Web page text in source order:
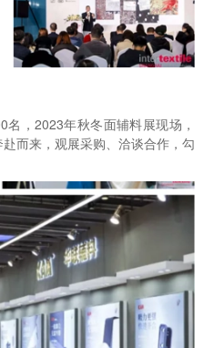
，2023年秋冬面辅料展现场，
而来，观展采购、洽谈合作，勾